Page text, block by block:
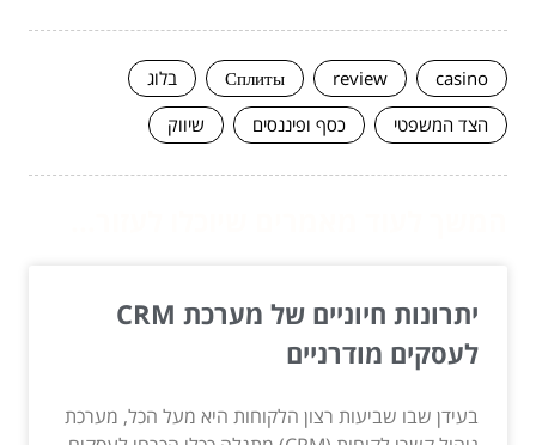
casino
review
Сплиты
בלוג
הצד המשפטי
כסף ופיננסים שיווק
יתרונות חיוניים של מערכת CRM
לעסקים מודרניים
בעידן שבו שביעות רצון הלקוחות היא מעל הכל, מערכת